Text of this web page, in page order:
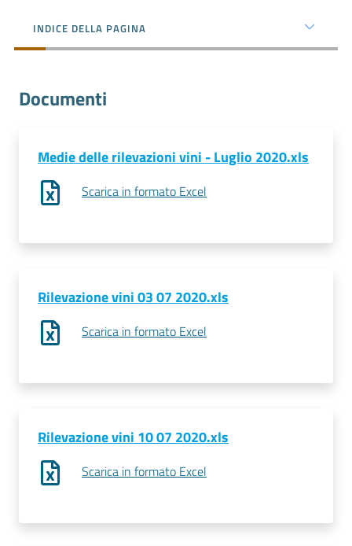
Impresa
e
Impresa
Digitale
Camera
Prenota
zione
on line
INDICE DELLA PAGINA
Documenti
Medie delle rilevazioni vini - Luglio 2020.xls
Scarica in formato Excel
Rilevazione vini 03 07 2020.xls
Scarica in formato Excel
Rilevazione vini 10 07 2020.xls
Scarica in formato Excel